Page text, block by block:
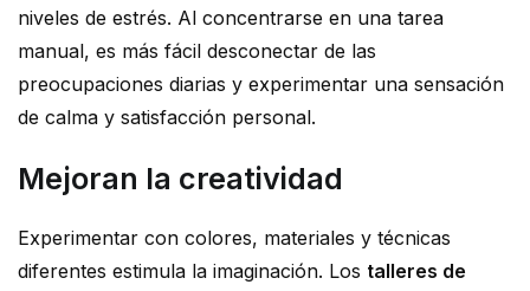
niveles de estrés. Al concentrarse en una tarea
manual, es más fácil desconectar de las
preocupaciones diarias y experimentar una sensación
de calma y satisfacción personal.
Mejoran la creatividad
Experimentar con colores, materiales y técnicas
diferentes estimula la imaginación. Los talleres de